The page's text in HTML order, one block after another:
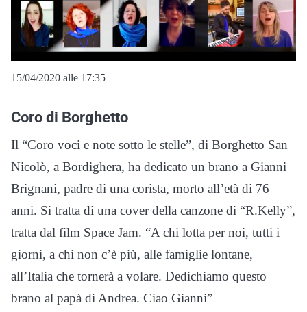
15/04/2020 alle 17:35
Coro di Borghetto
Il “Coro voci e note sotto le stelle”, di Borghetto San
Nicolò, a Bordighera, ha dedicato un brano a Gianni
Brignani, padre di una corista, morto all’età di 76
anni. Si tratta di una cover della canzone di “R.Kelly”,
tratta dal film Space Jam. “A chi lotta per noi, tutti i
giorni, a chi non c’è più, alle famiglie lontane,
all’Italia che tornerà a volare. Dedichiamo questo
brano al papà di Andrea. Ciao Gianni”